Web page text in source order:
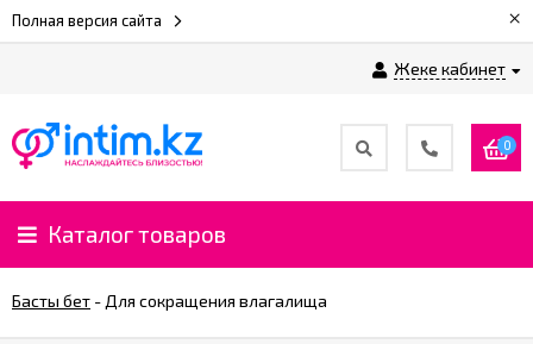
Полная версия сайта ×
Жеке кабинет
0
Каталог товаров
Басты бет - Для сокращения влагалища